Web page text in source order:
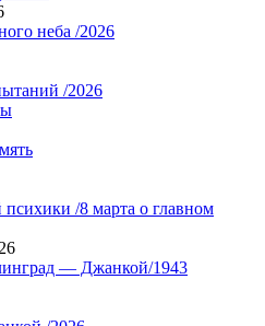
неба /2026
/2026
/8 марта о главном
— Джанкой/1943